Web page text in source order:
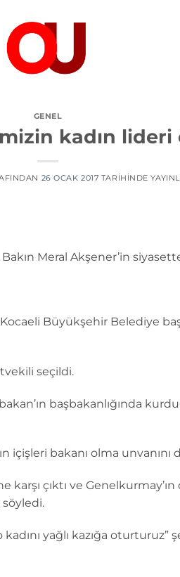
GENEL
kadın lideri
26 OCAK 2017 TARIHINDE
Meral Akşener’in
Büyükşehir Belediye
seçildi.
başbakanlığında
içişleri bakanı olma
çıktı ve
söyledi.
yağlı kazığa oturturuz”